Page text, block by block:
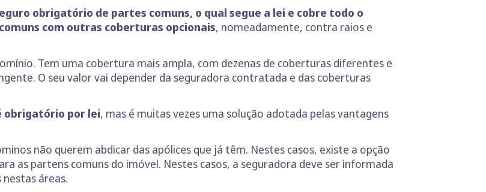
obrigatório de partes comuns, o qual segue a lei e cobre todo o
com outras coberturas opcionais, nomeadamente, contra raios e
Tem uma cobertura mais ampla, com dezenas de coberturas diferentes e
O seu valor vai depender da seguradora contratada e das coberturas
obrigatório por lei, mas é muitas vezes uma solução adotada pelas vantagens
não querem abdicar das apólices que já têm. Nestes casos, existe a opção
as partens comuns do imóvel. Nestes casos, a seguradora deve ser informada
áreas.